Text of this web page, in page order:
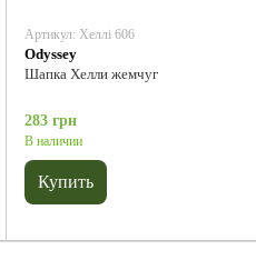
Артикул: Хеллі 606
Odyssey
Шапка Хелли жемчуг
283 грн
В наличии
Купить